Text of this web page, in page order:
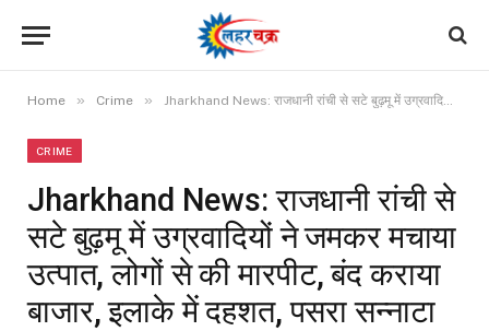
Home » Crime » Jharkhand News: राजधानी रांची से सटे बुढ़मू में उग्रवादियों ने जमकर मचाया उत्पात, लोगों से की मारपीट, बंद कराया बाजार, इलाके में दहशत, पसरा सन्नाटा
CRIME
Jharkhand News: राजधानी रांची से
सटे बुढ़मू में उग्रवादियों ने जमकर मचाया
उत्पात, लोगों से की मारपीट, बंद कराया
बाजार, इलाके में दहशत, पसरा सन्नाटा